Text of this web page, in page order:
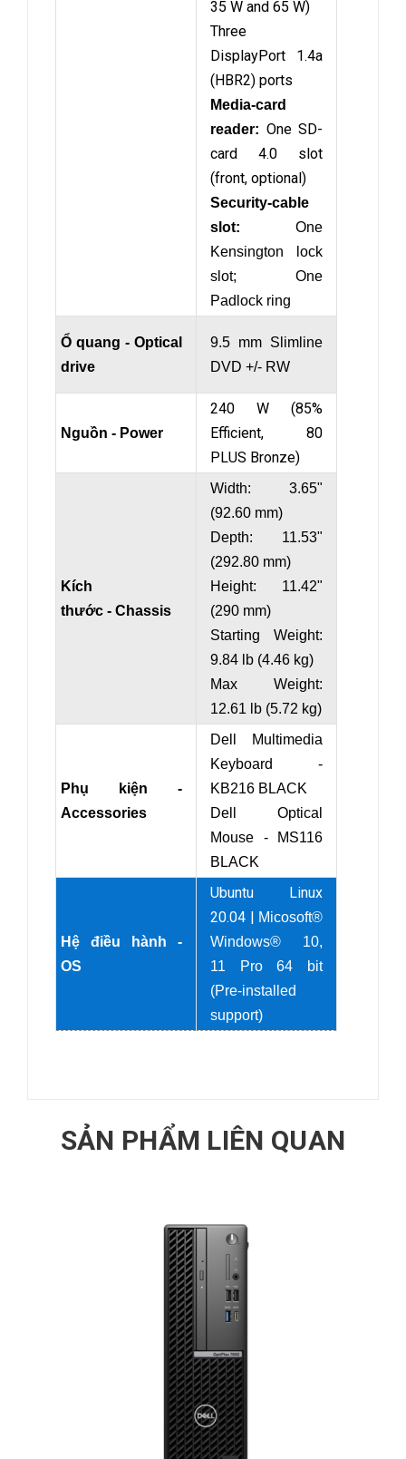
35 W and 65 W)
Three
DisplayPort 1.4a
(HBR2) ports
Media-card
reader: One SD-
card 4.0 slot
(front, optional)
Security-cable
slot: One
Kensington lock
slot; One
Padlock ring
Ổ quang - Optical
drive
9.5 mm Slimline
DVD +/- RW
Nguồn - Power
240 W (85%
Efficient, 80
PLUS Bronze)
Kích
thước - Chassis
Width: 3.65"
(92.60 mm)
Depth: 11.53"
(292.80 mm)
Height: 11.42"
(290 mm)
Starting Weight:
9.84 lb (4.46 kg)
Max Weight:
12.61 lb (5.72 kg)
Phụ kiện -
Accessories
Dell Multimedia
Keyboard -
KB216 BLACK
Dell Optical
Mouse - MS116
BLACK
Hệ điều hành -
OS
Ubuntu Linux
20.04 |
Micosoft®
Windows® 10,
11 Pro 64 bit
(Pre-installed
support)
SẢN PHẨM LIÊN QUAN